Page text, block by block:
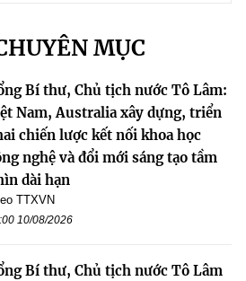
MỤC
Bí thư, Chủ tịch nước Tô Lâm:
Nam, Australia xây dựng, triển
chiến lược kết nối khoa học
nghệ và đổi mới sáng tạo tầm
dài hạn
TTXVN
10/08/2026
Bí thư, Chủ tịch nước Tô Lâm